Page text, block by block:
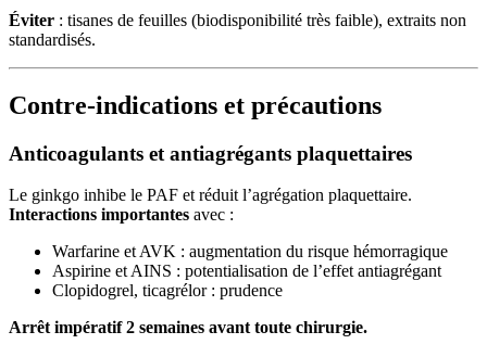
Éviter : tisanes de feuilles (biodisponibilité très faible), extraits non
standardisés.
Contre-indications et précautions
Anticoagulants et antiagrégants plaquettaires
Le ginkgo inhibe le PAF et réduit l’agrégation plaquettaire.
Interactions importantes avec :
Warfarine et AVK : augmentation du risque hémorragique
Aspirine et AINS : potentialisation de l’effet antiagrégant
Clopidogrel, ticagrélor : prudence
Arrêt impératif 2 semaines avant toute chirurgie.